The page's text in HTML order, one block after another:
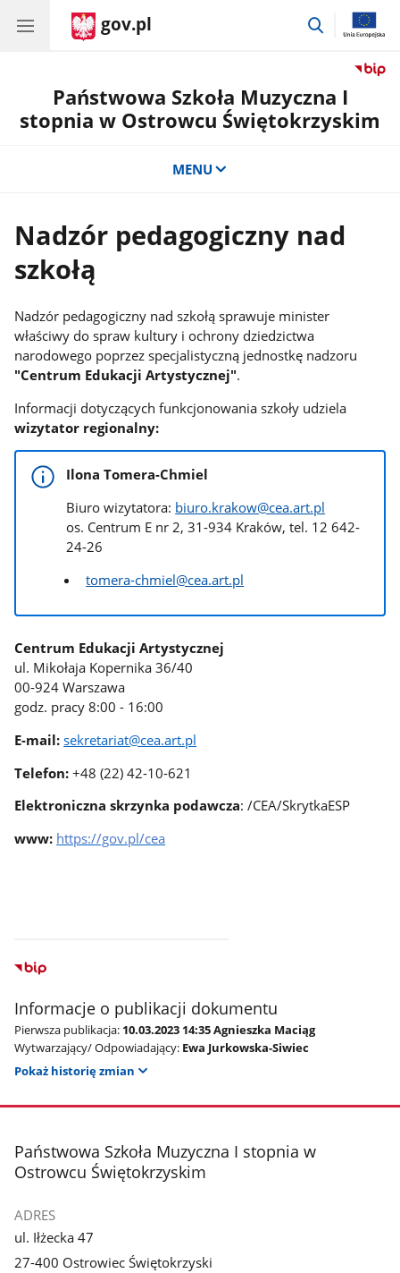
gov.pl
przejdź
Państwowa Szkoła Muzyczna I
stopnia w Ostrowcu Świętokrzyskim
MENU
Nadzór pedagogiczny nad
szkołą
Nadzór pedagogiczny nad szkołą sprawuje minister
właściwy do spraw kultury i ochrony dziedzictwa
narodowego poprzez specjalistyczną jednostkę nadzoru
"Centrum Edukacji Artystycznej".
Informacji dotyczących funkcjonowania szkoły udziela
wizytator regionalny:
Ilona Tomera-Chmiel
Biuro wizytatora: biuro.krakow@cea.art.pl
os. Centrum E nr 2, 31-934 Kraków, tel. 12 642-
24-26
tomera-chmiel@cea.art.pl
Centrum Edukacji Artystycznej
ul. Mikołaja Kopernika 36/40
00-924 Warszawa
godz. pracy 8:00 - 16:00
E-mail:sekretariat@cea.art.pl
Telefon:+48 (22) 42-10-621
Elektroniczna skrzynka podawcza: /CEA/SkrytkaESP
www: https://gov.pl/cea
Informacje o publikacji dokumentu
Pierwsza publikacja: 10.03.2023 14:35 Agnieszka Maciąg
Wytwarzający/ Odpowiadający: Ewa Jurkowska-Siwiec
Pokaż historię zmian
stopka
Państwowa Szkoła Muzyczna I stopnia w
Ostrowcu Świętokrzyskim
ADRES
ul. Iłżecka 47
27-400 Ostrowiec Świętokrzyski